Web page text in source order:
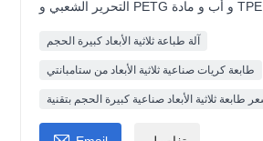
التحرير الشعبي و PETG و أب و مادة TPE.
آلة طباعة ثلاثية الأبعاد كبيرة الحجم
طابعة كريات صناعية ثلاثية الأبعاد من ستامبانتي